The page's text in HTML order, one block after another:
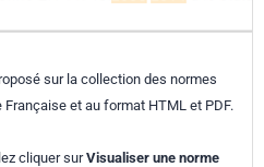
sur la collection des normes
et au format HTML et PDF.
cliquer surVisualiser une norme